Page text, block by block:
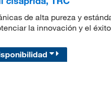
de alta pureza y
la innovación y el